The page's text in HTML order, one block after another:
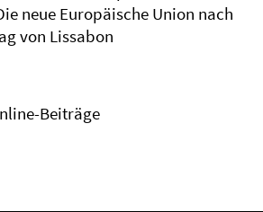
neue Europäische Union nach
von Lissabon
Beiträge